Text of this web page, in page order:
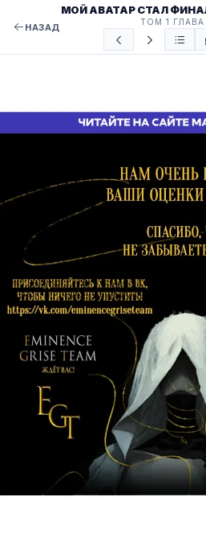
НАЗАД
МОЙ АВАТАР СТАЛ
ТОМ 1 ГЛАВА